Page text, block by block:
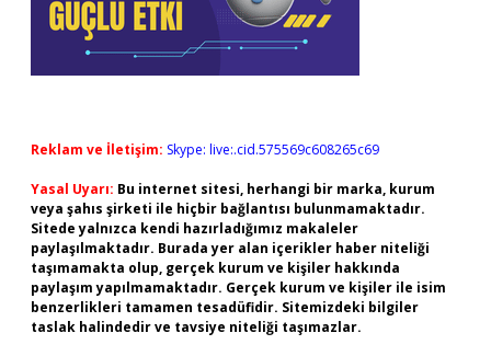
Reklam ve İletişim: Skype: live:.cid.575569c608265c69
Yasal Uyarı: Bu internet sitesi, herhangi bir marka, kurum
veya şahıs şirketi ile hiçbir bağlantısı bulunmamaktadır.
Sitede yalnızca kendi hazırladığımız makaleler
paylaşılmaktadır. Burada yer alan içerikler haber niteliği
taşımamakta olup, gerçek kurum ve kişiler hakkında
paylaşım yapılmamaktadır. Gerçek kurum ve kişiler ile isim
benzerlikleri tamamen tesadüfidir. Sitemizdeki bilgiler
taslak halindedir ve tavsiye niteliği taşımazlar.